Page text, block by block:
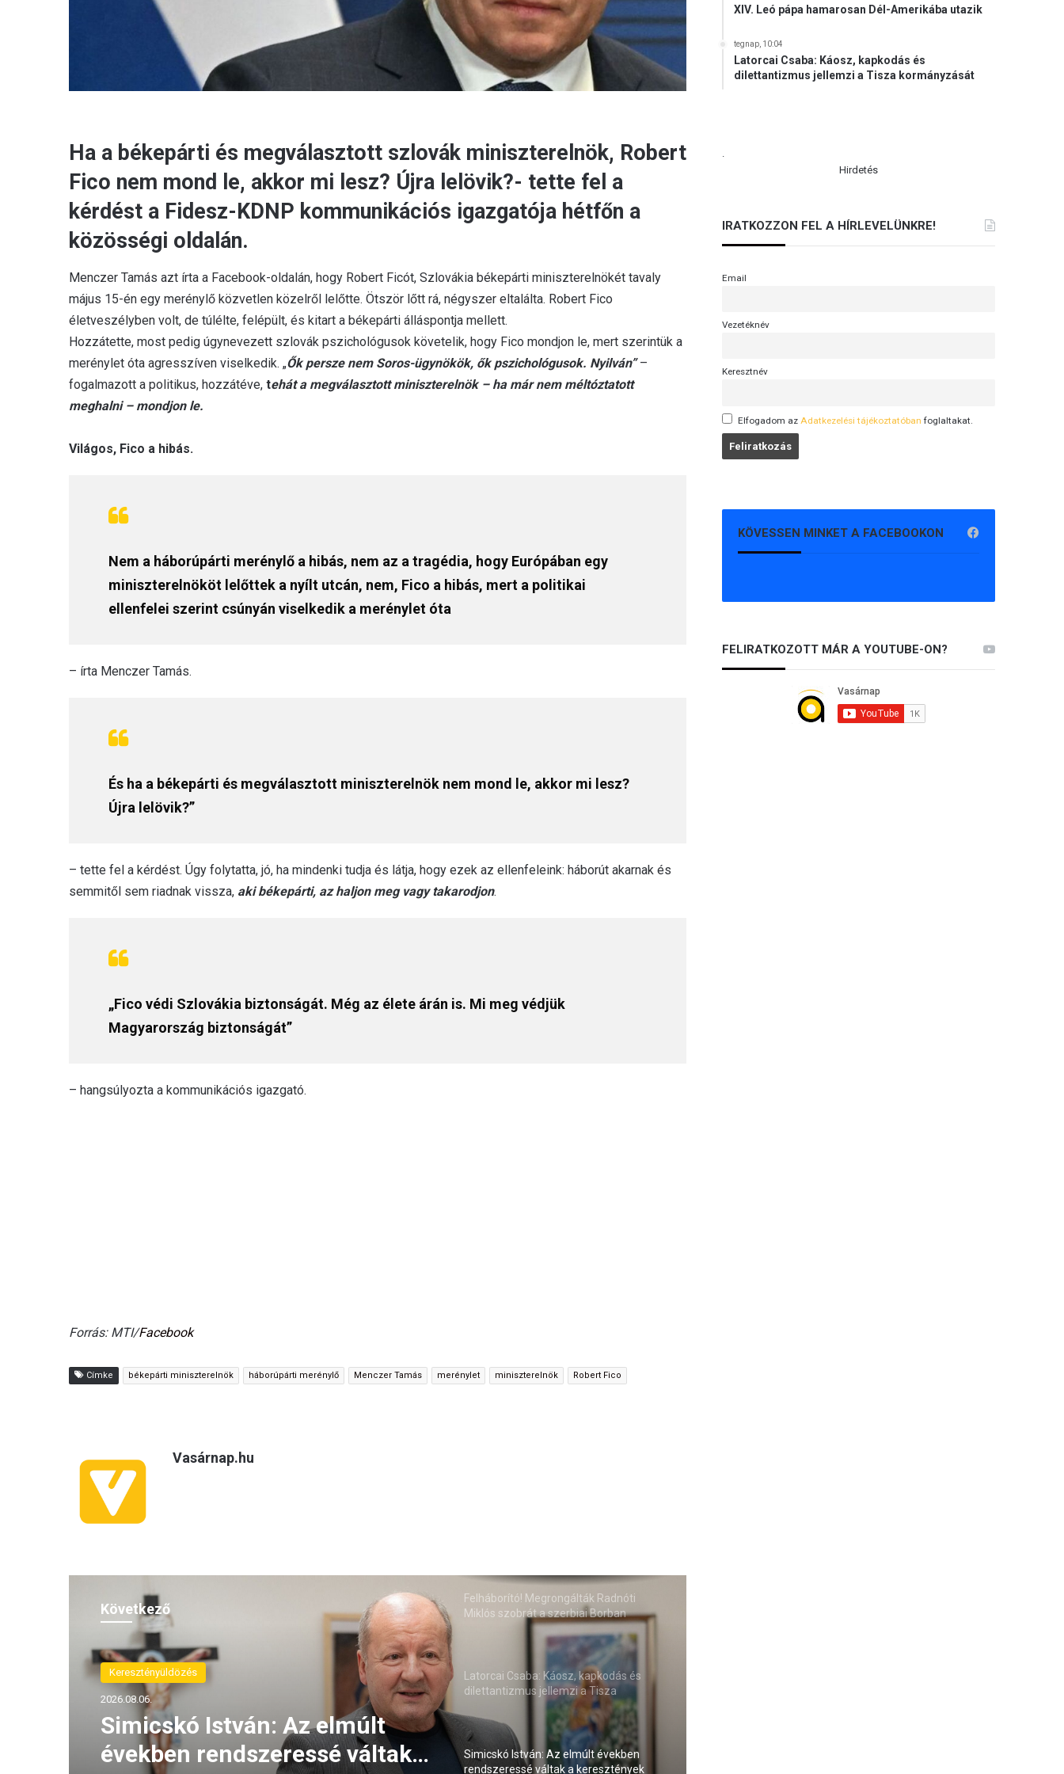
Ha a békepárti és megválasztott szlovák miniszterelnök, Robert
Fico nem mond le, akkor mi lesz? Újra lelövik?- tette fel a
kérdést a Fidesz-KDNP kommunikációs igazgatója hétfőn a
közösségi oldalán.
Menczer Tamás azt írta a Facebook-oldalán, hogy Robert Ficót, Szlovákia békepárti miniszterelnökét tavaly
május 15-én egy merénylő közvetlen közelről lelőtte. Ötször lőtt rá, négyszer eltalálta. Robert Fico
életveszélyben volt, de túlélte, felépült, és kitart a békepárti álláspontja mellett.
Hozzátette, most pedig úgynevezett szlovák pszichológusok követelik, hogy Fico mondjon le, mert szerintük a
merénylet óta agresszíven viselkedik. „Ők persze nem Soros-ügynökök, ők pszichológusok. Nyilván”–
fogalmazott a politikus, hozzátéve, tehát a megválasztott miniszterelnök – ha már nem méltóztatott
meghalni – mondjon le.
Világos, Fico a hibás.
Nem a háborúpárti merénylő a hibás, nem az a tragédia, hogy Európában egy
miniszterelnököt lelőttek a nyílt utcán, nem, Fico a hibás, mert a politikai
ellenfelei szerint csúnyán viselkedik a merénylet óta
– írta Menczer Tamás.
És ha a békepárti és megválasztott miniszterelnök nem mond le, akkor mi lesz?
Újra lelövik?”
– tette fel a kérdést. Úgy folytatta, jó, ha mindenki tudja és látja, hogy ezek az ellenfeleink: háborút akarnak és
semmitől sem riadnak vissza, aki békepárti, az haljon meg vagy takarodjon.
„Fico védi Szlovákia biztonságát. Még az élete árán is. Mi meg védjük
Magyarország biztonságát”
– hangsúlyozta a kommunikációs igazgató.
Forrás: MTI/Facebook
Címke békepárti miniszterelnök háborúpárti merénylő Menczer Tamás merénylet miniszterelnök Robert Fico
Vasárnap.hu
Következő
Keresztényüldözés
2026.08.06.
Simicskó István: Az elmúlt
(H)arctér
2026.08.05.
Felháborító! Megrongálták Radnóti
Miklós szobrát a szerbiai Borban
Latorcai Csaba: Káosz, kapkodás és
dilettantizmus jellemzi a Tisza
Simicskó István: Az elmúlt években
rendszeressé váltak a keresztények
XIV. Leó pápa hamarosan Dél-Amerikába utazik
tegnap, 10:04
Latorcai Csaba: Káosz, kapkodás és
dilettantizmus jellemzi a Tisza kormányzását
.
Hirdetés
IRATKOZZON FEL A HÍRLEVELÜNKRE!
Email
Vezetéknév
Keresztnév
Elfogadom az Adatkezelési tájékoztatóban foglaltakat.
KÖVESSEN MINKET A FACEBOOKON
FELIRATKOZOTT MÁR A YOUTUBE-ON?